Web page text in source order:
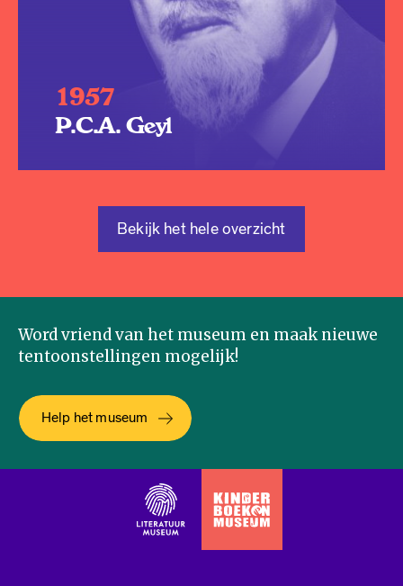
1957
P.C.A. Geyl
Bekijk het hele overzicht
Word vriend van het museum en maak nieuwe
tentoonstellingen mogelijk!
Help het museum